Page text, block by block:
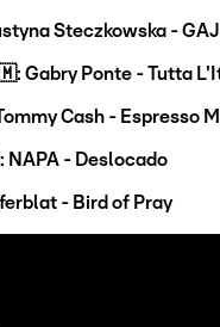
Steczkowska -
Gabry Ponte - Tutta
Cash - Espresso
- Deslocado
- Bird of Pray